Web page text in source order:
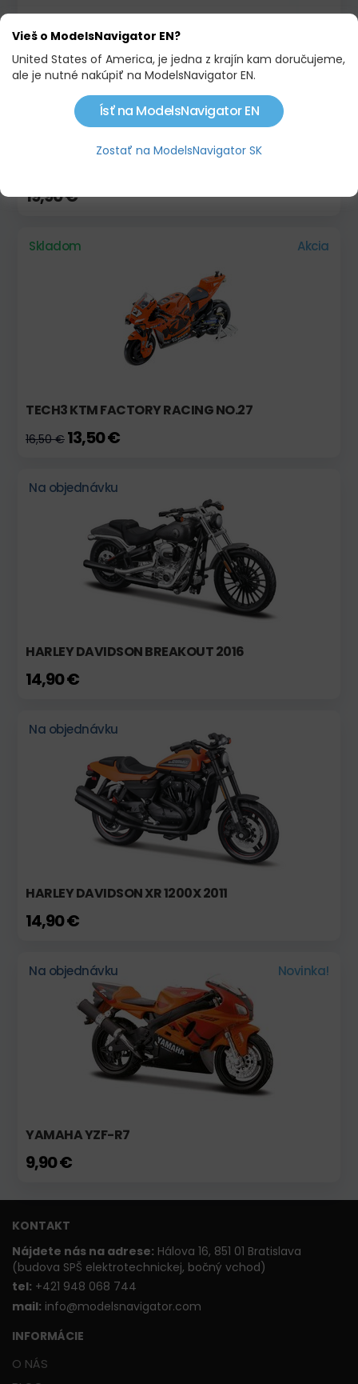
JAWA 50 PIONÝR TYP 20 (1967) - VOJENSKÁ
19,90 €
Skladom Akcia
TECH3 KTM FACTORY RACING NO.27
16,50 € 13,50 €
Na objednávku
HARLEY DAVIDSON BREAKOUT 2016
14,90 €
Na objednávku
HARLEY DAVIDSON XR 1200X 2011
14,90 €
Na objednávku Novinka!
YAMAHA YZF-R7
9,90 €
KONTAKT
Nájdete nás na adrese: Hálova 16, 851 01 Bratislava
(budova SPŠ elektrotechnickej, bočný vchod)
tel: +421 948 068 744
mail: info@modelsnavigator.com
INFORMÁCIE
O NÁS
Vieš o ModelsNavigator EN?
United States of America, je jedna z krajín kam doručujeme,
ale je nutné nakúpiť na ModelsNavigator EN.
Ísť na ModelsNavigator EN
Zostať na ModelsNavigator SK